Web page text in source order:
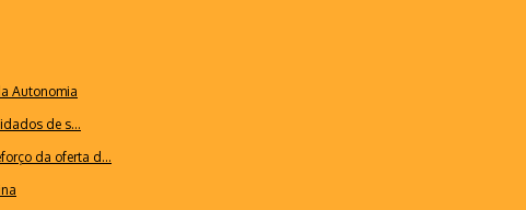
Autonomia
de s...
da oferta d...